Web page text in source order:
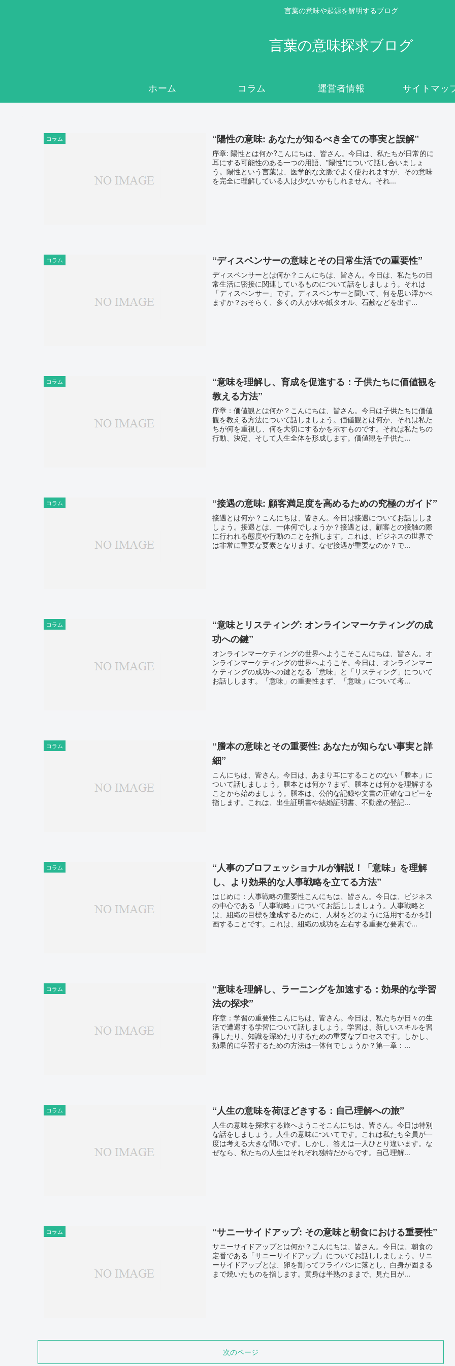
言葉の意味や起源を解明するブログ
言葉の意味探求ブログ
ホーム コラム 運営者情報 サイトマッ
コラム “陽性の意味: あなたが知るべき全ての事実と誤解”
序章: 陽性とは何か?こんにちは、皆さん。今日は、私たちが日常的に
耳にする可能性のある一つの用語、"陽性"について話し合いましょ
う。陽性という言葉は、医学的な文脈でよく使われますが、その意味
を完全に理解している人は少ないかもしれません。それ...
コラム “ディスペンサーの意味とその日常生活での重要性”
ディスペンサーとは何か？こんにちは、皆さん。今日は、私たちの日
常生活に密接に関連しているものについて話をしましょう。それは
「ディスペンサー」です。ディスペンサーと聞いて、何を思い浮かべ
ますか？おそらく、多くの人が水や紙タオル、石鹸などを出す...
コラム
“意味を理解し、育成を促進する：子供たちに価値観を
教える方法”
序章：価値観とは何か？こんにちは、皆さん。今日は子供たちに価値
観を教える方法について話しましょう。価値観とは何か、それは私た
ちが何を重視し、何を大切にするかを示すものです。それは私たちの
行動、決定、そして人生全体を形成します。価値観を子供た...
コラム “接遇の意味: 顧客満足度を高めるための究極のガイド”
接遇とは何か？こんにちは、皆さん。今日は接遇についてお話ししま
しょう。接遇とは、一体何でしょうか？接遇とは、顧客との接触の際
に行われる態度や行動のことを指します。これは、ビジネスの世界で
は非常に重要な要素となります。なぜ接遇が重要なのか？で...
コラム
“意味とリスティング: オンラインマーケティングの成
功への鍵”
オンラインマーケティングの世界へようこそこんにちは、皆さん。オ
ンラインマーケティングの世界へようこそ。今日は、オンラインマー
ケティングの成功への鍵となる「意味」と「リスティング」について
お話しします。「意味」の重要性まず、「意味」について考...
コラム
“謄本の意味とその重要性: あなたが知らない事実と詳
細”
こんにちは、皆さん。今日は、あまり耳にすることのない「謄本」に
ついて話しましょう。謄本とは何か？まず、謄本とは何かを理解する
ことから始めましょう。謄本は、公的な記録や文書の正確なコピーを
指します。これは、出生証明書や結婚証明書、不動産の登記...
コラム
“人事のプロフェッショナルが解説！「意味」を理解
し、より効果的な人事戦略を立てる方法”
はじめに：人事戦略の重要性こんにちは、皆さん。今日は、ビジネス
の中心である「人事戦略」についてお話ししましょう。人事戦略と
は、組織の目標を達成するために、人材をどのように活用するかを計
画することです。これは、組織の成功を左右する重要な要素で...
コラム
“意味を理解し、ラーニングを加速する：効果的な学習
法の探求”
序章：学習の重要性こんにちは、皆さん。今日は、私たちが日々の生
活で遭遇する学習について話しましょう。学習は、新しいスキルを習
得したり、知識を深めたりするための重要なプロセスです。しかし、
効果的に学習するための方法は一体何でしょうか？第一章：...
コラム “人生の意味を荷ほどきする：自己理解への旅”
人生の意味を探求する旅へようこそこんにちは、皆さん。今日は特別
な話をしましょう。人生の意味についてです。これは私たち全員が一
度は考える大きな問いです。しかし、答えは一人ひとり違います。な
ぜなら、私たちの人生はそれぞれ独特だからです。自己理解...
コラム “サニーサイドアップ: その意味と朝食における重要性”
サニーサイドアップとは何か？こんにちは、皆さん。今日は、朝食の
定番である「サニーサイドアップ」についてお話ししましょう。サニ
ーサイドアップとは、卵を割ってフライパンに落とし、白身が固まる
まで焼いたものを指します。黄身は半熟のままで、見た目が...
次のページ